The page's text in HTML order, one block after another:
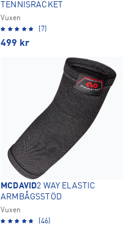
TENNISRACKET
Vuxen
(7)
499 kr
MCDAVID2 WAY ELASTIC
ARMBÅGSSTÖD
Vuxen
(46)